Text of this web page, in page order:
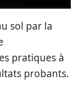
sol par la
pratiques à
probants.